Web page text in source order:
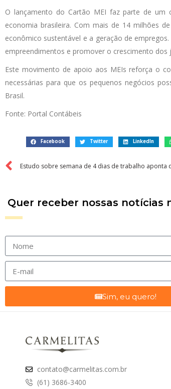
O lançamento do Cartão MEI faz parte de um
economia brasileira. Com mais de 14 milhões
econômico sustentável e a geração de
empreendimentos e promover o crescimento dos
Este movimento de apoio aos MEIs reforça o
necessárias para que os pequenos negócios
Brasil.
Fonte: Portal Contábeis
Facebook Twitter LinkedIn
Quer receber nossas notícias
Sim, eu quero!
contato@carmelitas.com.br
(61) 3686-3400